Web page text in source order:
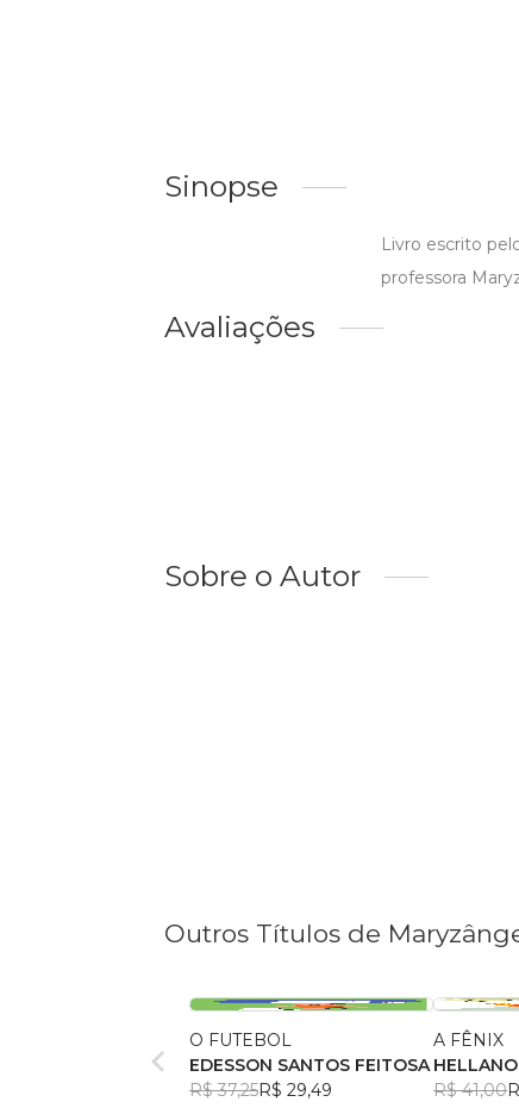
Sinopse
Livro escrito
professora
Avaliações
Sobre o Autor
Outros Títulos de
O FUTEBOL
EDESSON SANTOS FEITOSA
R$ 37,25R$ 29,49
A FÊNIX
R$ 41,00